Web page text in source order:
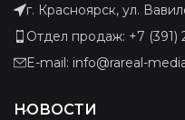
г. Красноярск, ул.
Отдел продаж: +7 (391)
E-mail: info@rareal-
НОВОСТИ